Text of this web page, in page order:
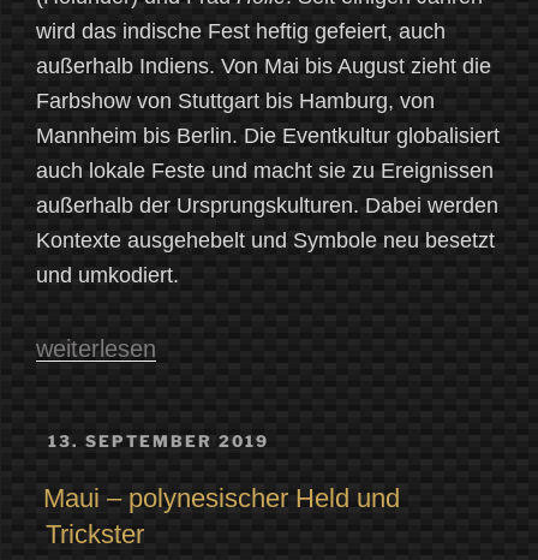
wird das indische Fest heftig gefeiert, auch
außerhalb Indiens. Von Mai bis August zieht die
Farbshow von Stuttgart bis Hamburg, von
Mannheim bis Berlin. Die Eventkultur globalisiert
auch lokale Feste und macht sie zu Ereignissen
außerhalb der Ursprungskulturen. Dabei werden
Kontexte ausgehebelt und Symbole neu besetzt
und umkodiert.
„Das
die
um
weiterlesen
VERÖFFENTLICHT
13. SEPTEMBER 2019
Maui – polynesischer Held und
Trickster